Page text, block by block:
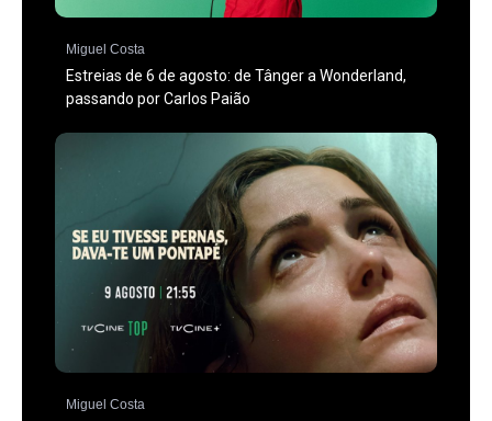
Miguel Costa
Estreias de 6 de agosto: de Tânger a Wonderland,
passando por Carlos Paião
Miguel Costa